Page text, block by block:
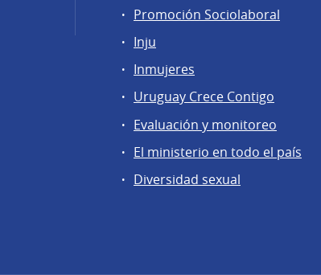
Promoción Sociolaboral
Inju
Inmujeres
Uruguay Crece Contigo
Evaluación y monitoreo
El ministerio en todo el país
Diversidad sexual